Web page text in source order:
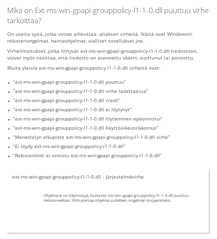
Mikä on Ext-ms-win-gpapi-grouppolicy-l1-1-0.dll puuttuu virhe
tarkoittaa?
On useita syitä, jotka voivat aiheuttaa: aliaksen virheitä. Näitä ovat Windowsin
rekisteriongelmat, haittaohjelmat, vialliset sovellukset jne.
Virheilmoitukset, jotka liittyvät ext-ms-win-gpapi-grouppolicy-l1-1-0.dll-tiedostoon,
voivat myös osoittaa, että tiedosto on asennettu väärin, vioittunut tai poistettu.
Muita yleisiä ext-ms-win-gpapi-grouppolicy-l1-1-0.dll virheitä ovat:
“ext-ms-win-gpapi-grouppolicy-l1-1-0.dll puuttuu”
“ext-ms-win-gpapi-grouppolicy-l1-1-0.dll virhe ladattaessa”
“ext-ms-win-gpapi-grouppolicy-l1-1-0.dll crash”
“ext-ms-win-gpapi-grouppolicy-l1-1-0.dll ei löytynyt”
“ext-ms-win-gpapi-grouppolicy-l1-1-0.dll löytäminen epäonnistui”
“ext-ms-win-gpapi-grouppolicy-l1-1-0.dll Käyttöoikeusrikkomus”
“Menettelyn alkupiste ext-ms-win-gpapi-grouppolicy-l1-1-0.dll virhe”
“Ei löydy ext-ms-win-gpapi-grouppolicy-l1-1-0.dll”
“Rekisteröinti ei onnistu ext-ms-win-gpapi-grouppolicy-l1-1-0.dll”
ext-ms-win-gpapi-grouppolicy-l1-1-0.dll - Järjestelmävirhe
Ohjelma ei voi käynnistyä, koska ext-ms-win-gpapi-grouppolicy-l1-1-0.dll puuttuu
tietokoneeltasi. Yritä asentaa ohjelma uudelleen ongelman korjaamiseksi.